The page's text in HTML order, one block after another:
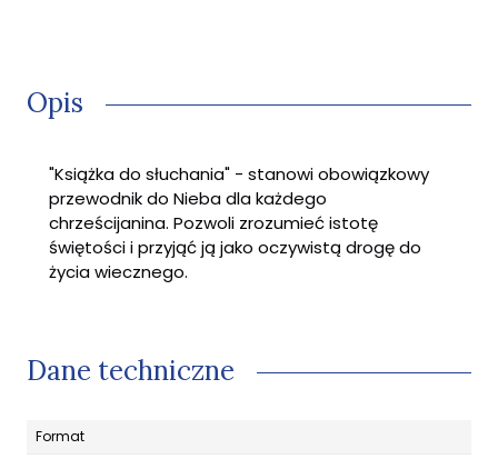
Opis
"Książka do słuchania" - stanowi obowiązkowy
przewodnik do Nieba dla każdego
chrześcijanina. Pozwoli zrozumieć istotę
świętości i przyjąć ją jako oczywistą drogę do
życia wiecznego.
Dane techniczne
Format